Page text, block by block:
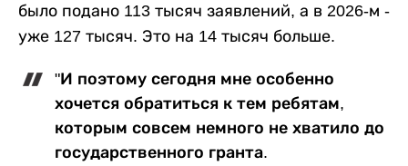
было подано 113 тысяч заявлений, а в 2026-м -
уже 127 тысяч. Это на 14 тысяч больше.
"И поэтому сегодня мне особенно
хочется обратиться к тем ребятам,
которым совсем немного не хватило до
государственного гранта.